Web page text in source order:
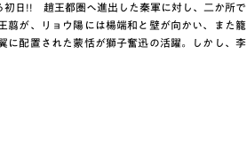
日!! 趙王都圏へ進出した秦軍に対し、二か所で
翦が、リョウ陽には楊端和と壁が向かい、また籠
に配置された蒙恬が獅子奮迅の活躍。しかし、李